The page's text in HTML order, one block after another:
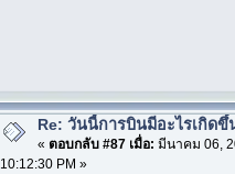
Re: วันนี้การบินมีอะไรเกิดขึ้
« ตอบกลับ #87 เมื่อ: มีนาคม 06,
10:12:30 PM »